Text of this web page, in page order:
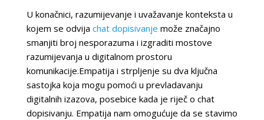
U konačnici, razumijevanje i uvažavanje konteksta u
kojem se odvija chat dopisivanje može značajno
smanjiti broj nesporazuma i izgraditi mostove
razumijevanja u digitalnom prostoru
komunikacije.Empatija i strpljenje su dva ključna
sastojka koja mogu pomoći u prevladavanju
digitalnih izazova, posebice kada je riječ o chat
dopisivanju. Empatija nam omogućuje da se stavimo